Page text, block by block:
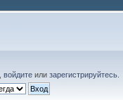
войдите или зарегистрируйтесь